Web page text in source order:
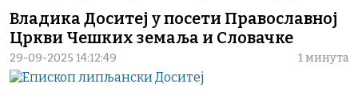
Владика Доситеј у посети Православној
Цркви Чешких земаља и Словачке
29-09-2025 14:12:49 1 минута